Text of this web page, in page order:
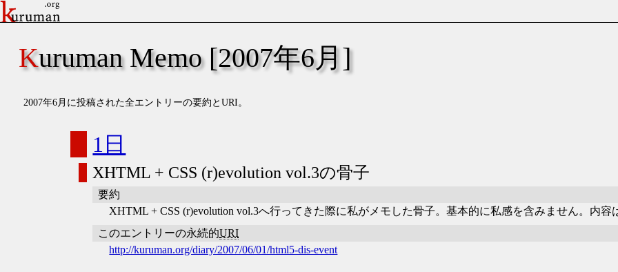
Kuruman Memo [2007年6月]
2007年6月に投稿された全エントリーの要約とURI。
1日
XHTML + CSS (r)evolution vol.3の骨子
要約
XHTML + CSS (r)evolution vol.3へ行ってきた際に私がメモした骨子。基本的に私感を含みません。内容
このエントリーの永続的URI
http://kuruman.org/diary/2007/06/01/html5-dis-event